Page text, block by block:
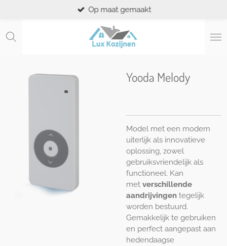
naar
Op maat gemaakt
Yooda Melody
Model met een modern
uiterlijk als innovatieve
oplossing, zowel
gebruiksvriendelijk als
functioneel. Kan
met verschillende
aandrijvingen tegelijk
worden bestuurd.
Gemakkelijk te gebruiken
en perfect aangepast aan
hedendaagse